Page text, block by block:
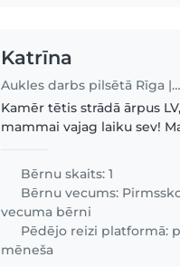
Katrīna
Aukles darbs pilsētā Rīga | Babysits
Kamēr tētis strādā ārpus LV,
mammai vajag laiku sev!
nosēdēt dārziņā viens pats
kamēr mamma aiziet
un pabūt ar savām domām.
Meklējam kādu..
Bērnu skaits: 1
Bērnu vecums:
vecuma bērni
Pēdējo reizi platformā:
mēneša